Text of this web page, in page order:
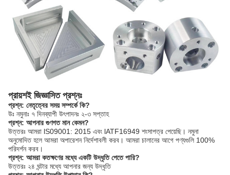
প্রায়শই জিজ্ঞাসিত প্রশ্নঃ
প্রশ্ন: নেতৃত্বের সময় সম্পর্কে কি?
উঃ নমুনাঃ ৭ দিনব্যাপী উৎপাদনঃ ২-৩ সপ্তাহ
প্রশ্ন: আপনার গুণগত মান কেমন?
উত্তরঃ আমরা lS09001: 2015 এবং lATF16949 শংসাপত্র পেয়েছি। নমুনা
অনুমোদিত হলে আমরা অপারেশন নির্দেশাবলী করব। আমরা চালানের আগে পণ্যগুলি 100%
পরিদর্শন করব।
প্রশ্ন: আমরা কতক্ষণের মধ্যে একটি উদ্ধৃতি পেতে পারি?
উত্তরঃ ২৪ ঘন্টার মধ্যে আপনার জন্য উদ্ধৃতি